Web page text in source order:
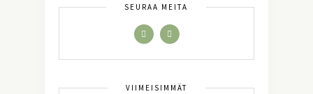
SEURAA MEITÄ
VIIMEISIMMÄT